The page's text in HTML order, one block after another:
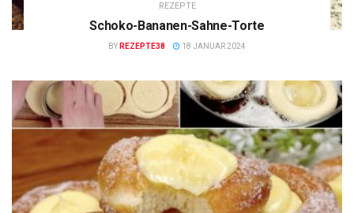
REZEPTE
Schoko-Bananen-Sahne-Torte
BY REZEPTE38 18 JANUAR 2024